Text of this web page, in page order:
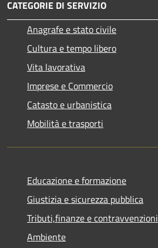
CATEGORIE DI SERVIZIO
Anagrafe e stato civile
Cultura e tempo libero
Vita lavorativa
Imprese e Commercio
Catasto e urbanistica
Mobilità e trasporti
Educazione e formazione
Giustizia e sicurezza pubblica
Tributi,finanze e contravvenzioni
Ambiente